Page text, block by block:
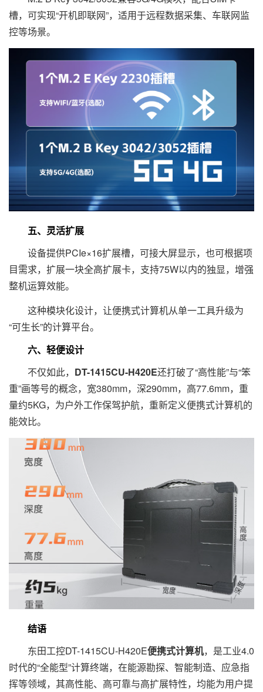
槽，可实现“开机即联网”，适用于远程数据采集、车联网监
控等场景。
五、灵活扩展
设备提供PCIe×16扩展槽，可接大屏显示，也可根据项
目需求，扩展一块全高扩展卡，支持75W以内的独显，增强
整机运算效能。
这种模块化设计，让便携式计算机从单一工具升级为
“可生长”的计算平台。
六、轻便设计
不仅如此， DT-1415CU-H420E还打破了“高性能”与“笨
重”画等号的概念，宽380mm，深290mm，高77.6mm，重
量约5KG，为户外工作保驾护航，重新定义便携式计算机的
能效比。
结语
东田工控DT-1415CU-H420E便携式计算机，是工业4.0
时代的“全能型”计算终端，在能源勘探、智能制造、应急指
挥等领域，其高性能、高可靠与高扩展特性，均能为用户提